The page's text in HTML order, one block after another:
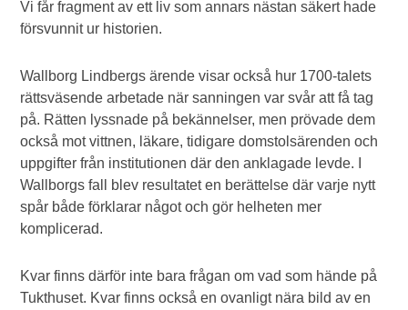
Vi får fragment av ett liv som annars nästan säkert hade
försvunnit ur historien.
Wallborg Lindbergs ärende visar också hur 1700-talets
rättsväsende arbetade när sanningen var svår att få tag
på. Rätten lyssnade på bekännelser, men prövade dem
också mot vittnen, läkare, tidigare domstolsärenden och
uppgifter från institutionen där den anklagade levde. I
Wallborgs fall blev resultatet en berättelse där varje nytt
spår både förklarar något och gör helheten mer
komplicerad.
Kvar finns därför inte bara frågan om vad som hände på
Tukthuset. Kvar finns också en ovanligt nära bild av en